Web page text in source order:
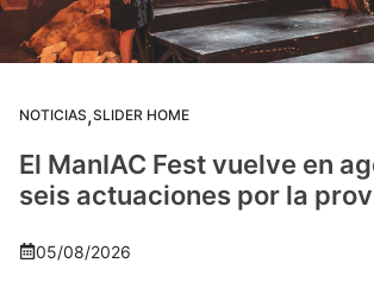
NOTICIAS,SLIDER HOME
El ManIAC Fest vuelve en
seis actuaciones por la
05/08/2026